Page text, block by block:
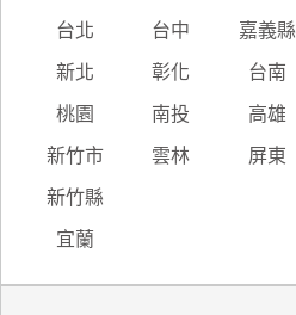
台北 台中 嘉義縣
新北 彰化 台南
桃園 南投 高雄
新竹市 雲林 屏東
新竹縣
宜蘭